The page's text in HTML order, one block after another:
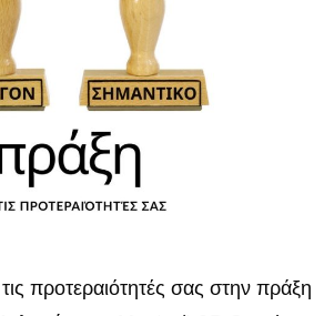
προτεραιότητές σας στην πράξη